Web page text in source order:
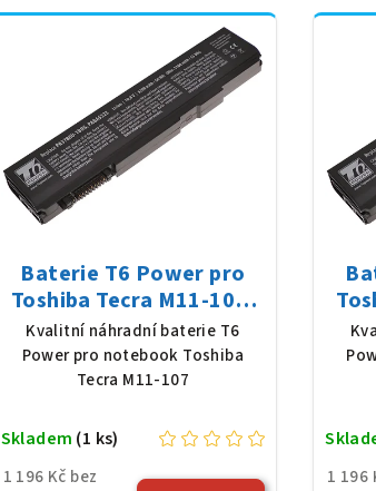
Baterie T6 Power pro
Toshiba Tecra M11-107,
Li-Ion, 10,8 V, 5200 mAh
(56 Wh), černá
Kvalitní náhradní baterie T6
Power pro notebook Toshiba
Tecra M11-107
1 196 Kč bez
Skladem (1 ks)
1 196